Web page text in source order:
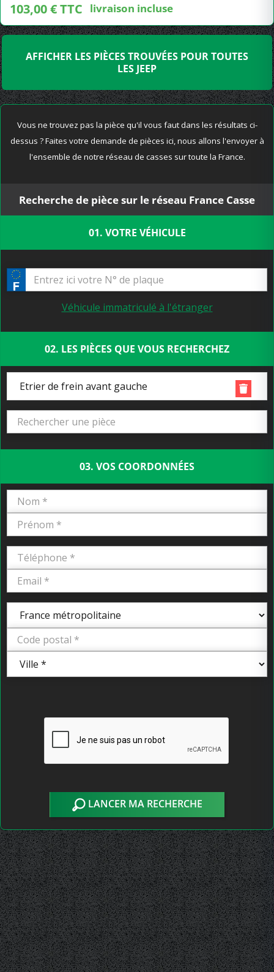
103,00 € TTC livraison incluse
AFFICHER LES PIÈCES TROUVÉES POUR TOUTES
LES JEEP
Vous ne trouvez pas la pièce qu'il vous faut dans les résultats ci-
dessus ? Faites votre demande de pièces ici, nous allons l'envoyer à
l'ensemble de notre réseau de casses sur toute la France.
Recherche de pièce sur le réseau France Casse
01. VOTRE VÉHICULE
Véhicule immatriculé à l'étranger
02. LES PIÈCES QUE VOUS RECHERCHEZ
Etrier de frein avant gauche
03. VOS COORDONNÉES
LANCER MA RECHERCHE